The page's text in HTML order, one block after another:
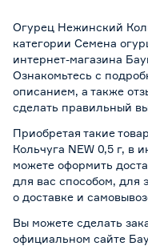
Огурец Нежинский
категории Семена
интернет-магазина
Ознакомьтесь с
описанием, а также
сделать правильный
Приобретая такие
Кольчуга NEW 0,5 г, в
можете оформить
для вас способом, для
о доставке и
Вы можете сделать
официальном сайте